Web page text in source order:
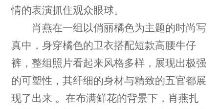
情的表演抓住观众眼球。
肖燕在一组以俏丽橘色为主题的时尚写
真中，身穿橘色的卫衣搭配短款高腰牛仔
裤，整组照片看起来风格多样，展现出极强
的可塑性，其纤细的身材与精致的五官都展
现了出来 。在布满鲜花的背景下，肖燕扎